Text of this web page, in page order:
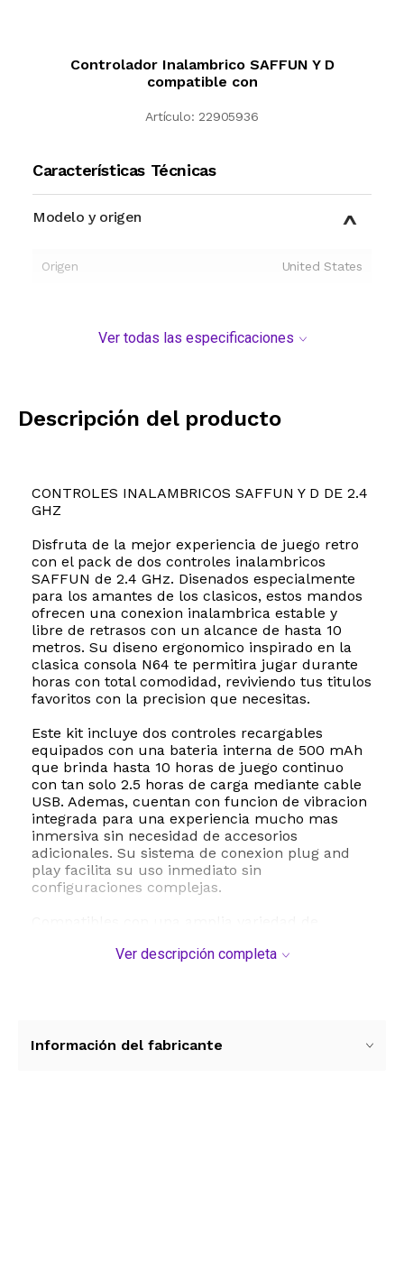
Controlador Inalambrico SAFFUN Y D
compatible con
Artículo: 22905936
Características Técnicas
Modelo y origen
Origen United States
Ver todas las especificaciones
Descripción del producto
CONTROLES INALAMBRICOS SAFFUN Y D DE 2.4
GHZ
Disfruta de la mejor experiencia de juego retro
con el pack de dos controles inalambricos
SAFFUN de 2.4 GHz. Disenados especialmente
para los amantes de los clasicos, estos mandos
ofrecen una conexion inalambrica estable y
libre de retrasos con un alcance de hasta 10
metros. Su diseno ergonomico inspirado en la
clasica consola N64 te permitira jugar durante
horas con total comodidad, reviviendo tus titulos
favoritos con la precision que necesitas.
Este kit incluye dos controles recargables
equipados con una bateria interna de 500 mAh
que brinda hasta 10 horas de juego continuo
con tan solo 2.5 horas de carga mediante cable
USB. Ademas, cuentan con funcion de vibracion
integrada para una experiencia mucho mas
inmersiva sin necesidad de accesorios
adicionales. Su sistema de conexion plug and
play facilita su uso inmediato sin
configuraciones complejas.
usar en Nintendo Switch, Switch Online, PC con
usuario.
Ver descripción completa
Información del fabricante